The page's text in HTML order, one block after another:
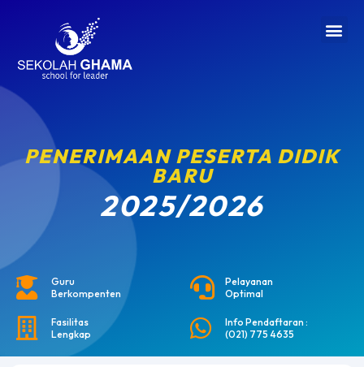
PENERIMAAN PESERTA DIDIK
BARU
2025/2026
Guru
Berkompenten
Pelayanan
Optimal
Fasilitas
Lengkap
Info Pendaftaran :
(021) 775 4635